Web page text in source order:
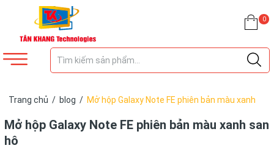
0
Trang chủ / blog / Mở hộp Galaxy Note FE phiên bản màu xanh
Mở hộp Galaxy Note FE phiên bản màu xanh san
hô